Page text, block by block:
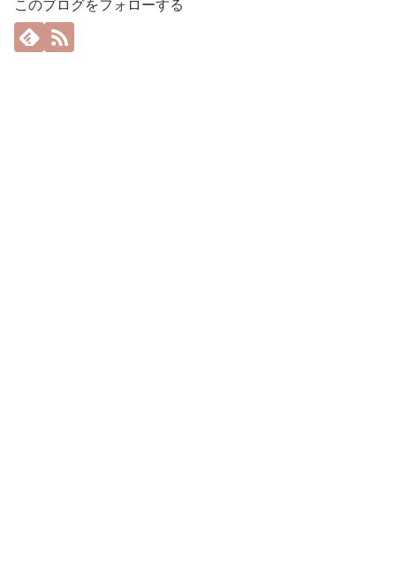
このブログをフォローする